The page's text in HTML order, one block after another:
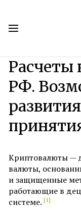
Расчеты
РФ.
Криптовалюты —
валюты,
и защищенные
работающие в
системе. [1]